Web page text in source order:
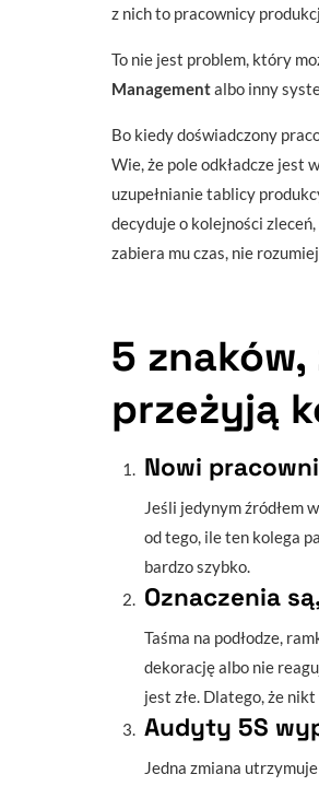
z nich to pracownicy
To nie jest problem, który
Managementalbo inny
Bo kiedy doświadczony
Wie, że pole odkładcze jest
uzupełnianie tablicy
decyduje o kolejności
zabiera mu czas, nie
5
przeżyją
Nowi
Jeśli jedynym źródłem
od tego, ile ten kolega
bardzo szybko.
Oznaczenia
Taśma na podłodze,
dekorację albo nie
jest złe. Dlatego, że nikt
Audyty 5S
Jedna zmiana